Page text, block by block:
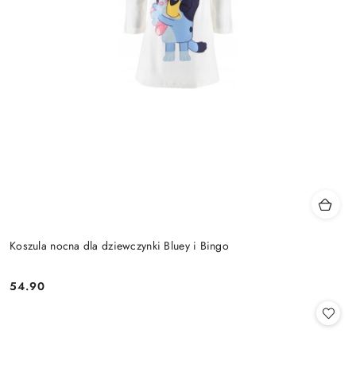
Koszula nocna dla dziewczynki Bluey i Bingo
Cena:
54.90